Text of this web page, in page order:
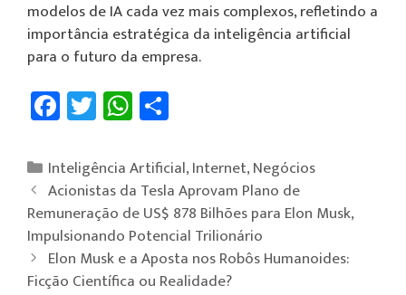
modelos de IA cada vez mais complexos, refletindo a
importância estratégica da inteligência artificial
para o futuro da empresa.
Fa
ce
b
o
ok
T
wi
tt
er
W
h
at
sA
p
p
e
Inteligência Artificial,Internet,Negócios
Acionistas da Tesla Aprovam Plano de
Remuneração de US$ 878 Bilhões para Elon Musk,
Impulsionando Potencial Trilionário
Elon Musk e a Aposta nos Robôs Humanoides:
Ficção Científica ou Realidade?